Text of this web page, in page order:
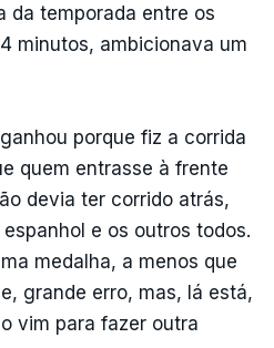
da temporada entre os
minutos, ambicionava um
porque fiz a corrida
quem entrasse à frente
devia ter corrido atrás,
e os outros todos.
medalha, a menos que
grande erro, mas, lá está,
vim para fazer outra